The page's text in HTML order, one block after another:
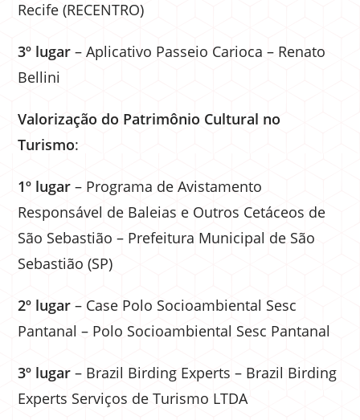
Recife (RECENTRO)
3º lugar – Aplicativo Passeio Carioca – Renato
Bellini
Valorização do Patrimônio Cultural no
Turismo:
1º lugar – Programa de Avistamento
Responsável de Baleias e Outros Cetáceos de
São Sebastião – Prefeitura Municipal de São
Sebastião (SP)
2º lugar – Case Polo Socioambiental Sesc
Pantanal – Polo Socioambiental Sesc Pantanal
3º lugar – Brazil Birding Experts – Brazil Birding
Experts Serviços de Turismo LTDA